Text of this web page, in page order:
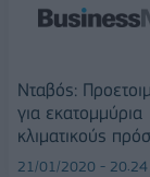
Νταβός:
για εκατομμύρια
κλιματικούς
21/01/2020 - 20:24